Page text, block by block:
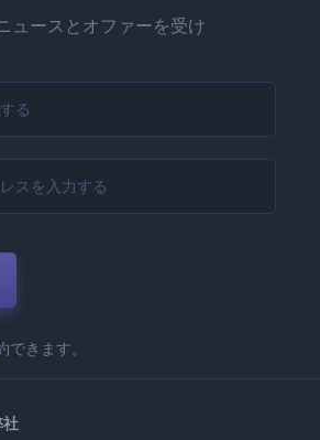
ュースとオファーを受け
きます。
社